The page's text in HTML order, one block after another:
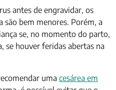
antes de engravidar, os
são bem menores. Porém, a
se, no momento do parto,
se houver feridas abertas na
uma cesárea em